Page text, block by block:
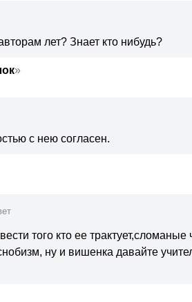
лет? Знает кто нибудь?
»
с нею согласен.
того кто ее
ну и вишенка давайте